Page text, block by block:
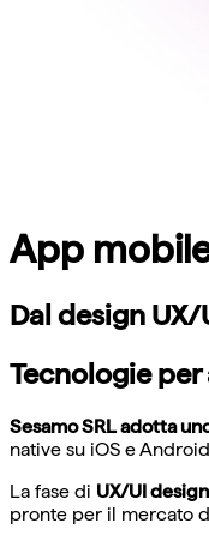
App
Dal design
Tecnologie
Sesamo SRL adotta
native su iOS e
La fase di UX/UI design
pronte per il mercato